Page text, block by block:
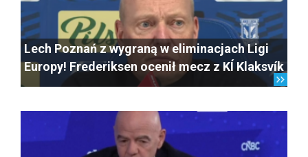
Lech Poznań z wygraną w eliminacjach Ligi
Europy! Frederiksen ocenił mecz z KÍ Klaksvík